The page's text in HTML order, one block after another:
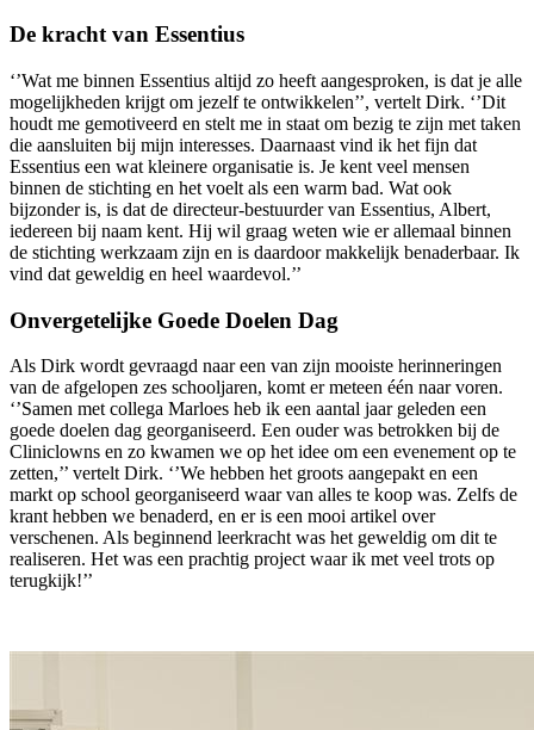
De kracht van Essentius
‘’Wat me binnen Essentius altijd zo heeft aangesproken, is dat je alle
mogelijkheden krijgt om jezelf te ontwikkelen’’, vertelt Dirk. ‘’Dit
houdt me gemotiveerd en stelt me in staat om bezig te zijn met taken
die aansluiten bij mijn interesses. Daarnaast vind ik het fijn dat
Essentius een wat kleinere organisatie is. Je kent veel mensen
binnen de stichting en het voelt als een warm bad. Wat ook
bijzonder is, is dat de directeur-bestuurder van Essentius, Albert,
iedereen bij naam kent. Hij wil graag weten wie er allemaal binnen
de stichting werkzaam zijn en is daardoor makkelijk benaderbaar. Ik
vind dat geweldig en heel waardevol.’’
Onvergetelijke Goede Doelen Dag
Als Dirk wordt gevraagd naar een van zijn mooiste herinneringen
van de afgelopen zes schooljaren, komt er meteen één naar voren.
‘’Samen met collega Marloes heb ik een aantal jaar geleden een
goede doelen dag georganiseerd. Een ouder was betrokken bij de
Cliniclowns en zo kwamen we op het idee om een evenement op te
zetten,’’ vertelt Dirk. ‘’We hebben het groots aangepakt en een
markt op school georganiseerd waar van alles te koop was. Zelfs de
krant hebben we benaderd, en er is een mooi artikel over
verschenen. Als beginnend leerkracht was het geweldig om dit te
realiseren. Het was een prachtig project waar ik met veel trots op
terugkijk!’’